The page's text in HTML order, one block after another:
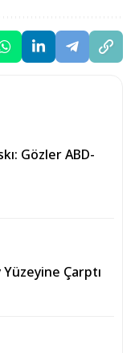
Gözler ABD-
Çarptı